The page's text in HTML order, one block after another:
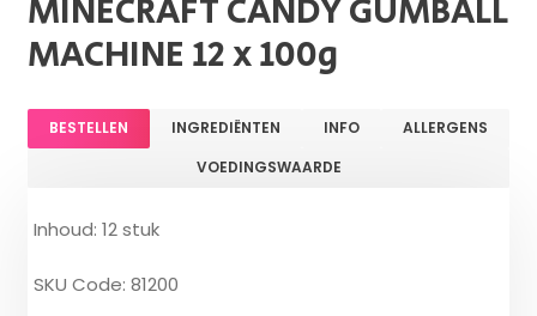
MINECRAFT CANDY GUMBALL
MACHINE 12 x 100g
BESTELLEN INGREDIËNTEN INFO
ALLERGENS
VOEDINGSWAARDE
Inhoud: 12 stuk
SKU Code: 81200